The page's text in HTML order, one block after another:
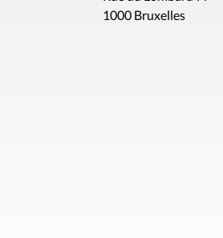
1000 Bruxelles